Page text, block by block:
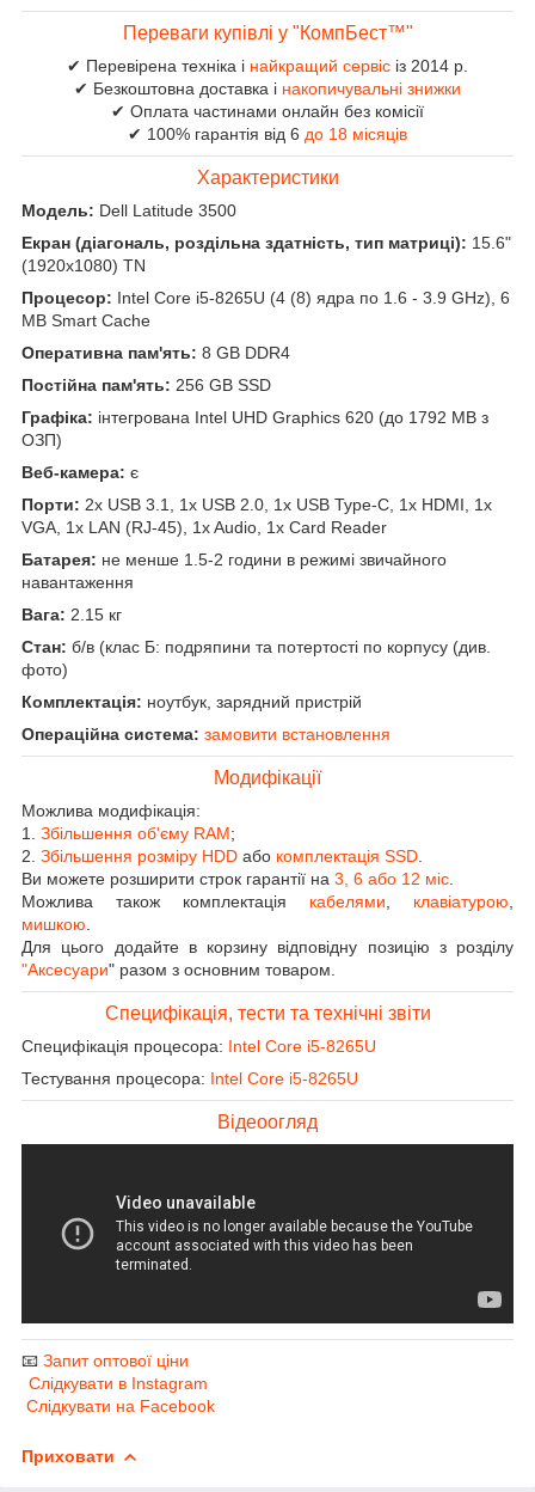
Переваги купівлі у "КомпБест™"
✔ Перевірена техніка і найкращий сервіс із 2014 р.
✔ Безкоштовна доставка і накопичувальні знижки
✔ Оплата частинами онлайн без комісії
✔ 100% гарантія від 6 до 18 місяців
Характеристики
Модель: Dell Latitude 3500
Екран (діагональ, роздільна здатність, тип матриці): 15.6"
(1920x1080) TN
Процесор: Intel Core i5-8265U (4 (8) ядра по 1.6 - 3.9 GHz), 6
MB Smart Cache
Оперативна пам'ять: 8 GB DDR4
Постійна пам'ять: 256 GB SSD
Графіка: інтегрована Intel UHD Graphics 620 (до 1792 MB з
ОЗП)
Веб-камера: є
Порти: 2x USB 3.1, 1x USB 2.0, 1x USB Type-C, 1x HDMI, 1x
VGA, 1x LAN (RJ-45), 1x Audio, 1x Card Reader
Батарея: не менше 1.5-2 години в режимі звичайного
навантаження
Вага: 2.15 кг
Стан: б/в (клас Б: подряпини та потертості по корпусу (див.
фото)
Комплектація: ноутбук, зарядний пристрій
Операційна система: замовити встановлення
Модифікації
Можлива модифікація:
1. Збільшення об'єму RAM;
2. Збільшення розміру HDD або комплектація SSD
Ви можете розширити строк гарантії на 3, 6 або 12 міс
Можлива також комплектація кабелями клавіатурою
мишкою
Для цього додайте в корзину відповідну позицію з розділу
"Аксесуари" разом з основним товаром.
Специфікація, тести та технічні звіти
Специфікація процесора: Intel Core i5-8265U
Тестування процесора: Intel Core i5-8265U
Відеоогляд
📧 Запит оптової ціни
Слідкувати в Instagram
Слідкувати на Facebook
Приховати